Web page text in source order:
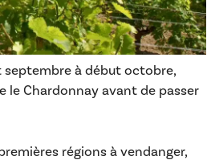
septembre à début octobre,
le Chardonnay avant de passer
régions à vendanger,